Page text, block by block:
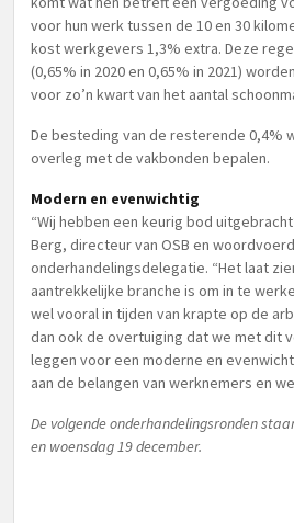
voor hun werk tussen de 10 en 30
kost werkgevers 1,3% extra. Deze
(0,65% in 2020 en 0,65% in 2021)
voor zo’n kwart van het aantal
De besteding van de resterende 0,4%
overleg met de vakbonden bepalen.
Modern en evenwichtig
“Wij hebben een keurig bod
Berg, directeur van OSB en
onderhandelingsdelegatie. “Het laat
aantrekkelijke branche is om in te
wel vooral in tijden van krapte op de
dan ook de overtuiging dat we met dit
leggen voor een moderne en
aan de belangen van werknemers en
De volgende onderhandelingsronden
en woensdag 19 december.